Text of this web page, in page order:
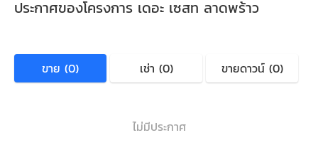
ประกาศของโครงการ เดอะ เซสท ลาดพร้าว
ขาย (0) เช่า (0) ขายดาวน์ (0)
ไม่มีประกาศ